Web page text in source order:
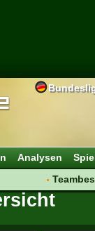
Analysen
Tipps